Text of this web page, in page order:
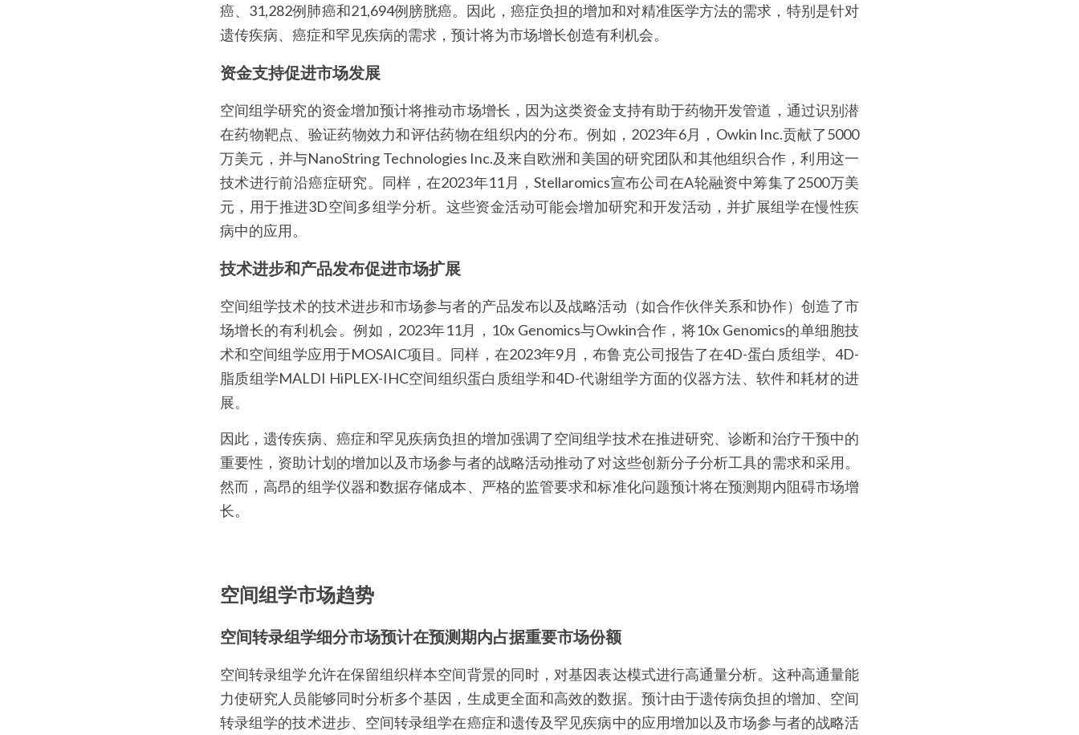
癌、31,282例肺癌和21,694例膀胱癌。因此，癌症负担的增加和对精准医学方法的需求，特别是针对
遗传疾病、癌症和罕见疾病的需求，预计将为市场增长创造有利机会。
资金支持促进市场发展
空间组学研究的资金增加预计将推动市场增长，因为这类资金支持有助于药物开发管道，通过识别潜
在药物靶点、验证药物效力和评估药物在组织内的分布。例如，2023年6月，Owkin Inc.贡献了5000
万美元，并与NanoString Technologies Inc.及来自欧洲和美国的研究团队和其他组织合作，利用这一
技术进行前沿癌症研究。同样，在2023年11月，Stellaromics宣布公司在A轮融资中筹集了2500万美
元，用于推进3D空间多组学分析。这些资金活动可能会增加研究和开发活动，并扩展组学在慢性疾
病中的应用。
技术进步和产品发布促进市场扩展
空间组学技术的技术进步和市场参与者的产品发布以及战略活动（如合作伙伴关系和协作）创造了市
场增长的有利机会。例如，2023年11月，10x Genomics与Owkin合作，将10x Genomics的单细胞技
术和空间组学应用于MOSAIC项目。同样，在2023年9月，布鲁克公司报告了在4D-蛋白质组学、4D-
脂质组学MALDI HiPLEX-IHC空间组织蛋白质组学和4D-代谢组学方面的仪器方法、软件和耗材的进
展。
因此，遗传疾病、癌症和罕见疾病负担的增加强调了空间组学技术在推进研究、诊断和治疗干预中的
重要性，资助计划的增加以及市场参与者的战略活动推动了对这些创新分子分析工具的需求和采用。
然而，高昂的组学仪器和数据存储成本、严格的监管要求和标准化问题预计将在预测期内阻碍市场增
长。
空间组学市场趋势
空间转录组学细分市场预计在预测期内占据重要市场份额
空间转录组学允许在保留组织样本空间背景的同时，对基因表达模式进行高通量分析。这种高通量能
力使研究人员能够同时分析多个基因，生成更全面和高效的数据。预计由于遗传病负担的增加、空间
转录组学的技术进步、空间转录组学在癌症和遗传及罕见疾病中的应用增加以及市场参与者的战略活